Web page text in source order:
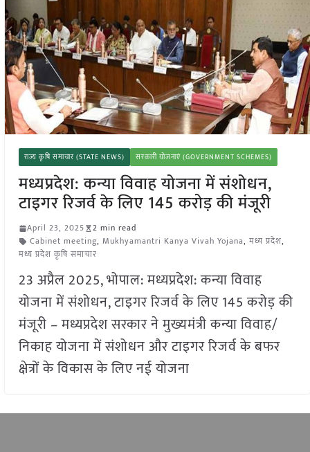
राज्य कृषि समाचार (STATE NEWS) सरकारी योजनाएं (GOVERNMENT SCHEMES)
मध्यप्रदेश: कन्या विवाह योजना में संशोधन,
टाइगर रिजर्व के लिए 145 करोड़ की मंजूरी
April 23, 2025
2 min read
Cabinet meeting, Mukhyamantri Kanya Vivah Yojana, मध्य प्रदेश,
मध्य प्रदेश कृषि समाचार
23 अप्रैल 2025, भोपाल: मध्यप्रदेश: कन्या विवाह
योजना में संशोधन, टाइगर रिजर्व के लिए 145 करोड़ की
मंजूरी – मध्यप्रदेश सरकार ने मुख्यमंत्री कन्या विवाह/
निकाह योजना में संशोधन और टाइगर रिजर्व के बफर
क्षेत्रों के विकास के लिए नई योजना